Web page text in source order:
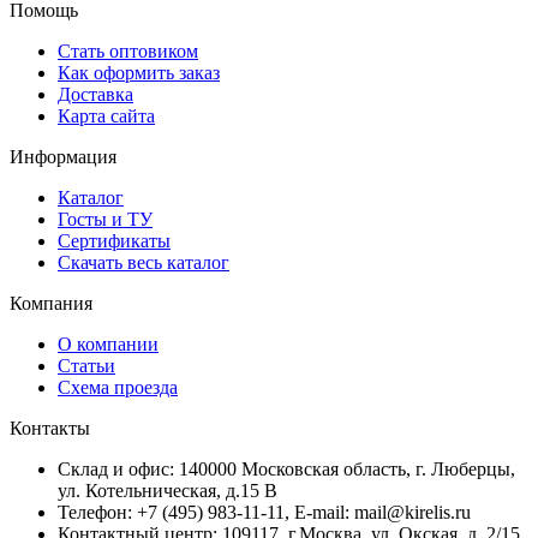
Помощь
Стать оптовиком
Как оформить заказ
Доставка
Карта сайта
Информация
Каталог
Госты и ТУ
Сертификаты
Скачать весь каталог
Компания
О компании
Статьи
Схема проезда
Контакты
Склад и офис: 140000 Московская область, г. Люберцы,
ул. Котельническая, д.15 В
Телефон: +7 (495) 983-11-11, Е-mail: mail@kirelis.ru